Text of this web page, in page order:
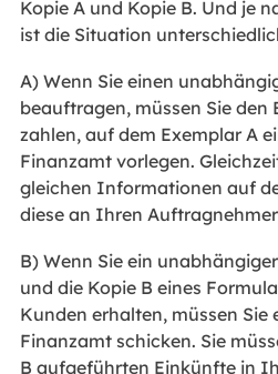
Kopie A und Kopie B. Und je
ist die Situation
A) Wenn Sie einen
beauftragen, müssen Sie den
zahlen, auf dem Exemplar A
Finanzamt vorlegen.
gleichen Informationen auf
diese an Ihren
B) Wenn Sie ein
und die Kopie B eines
Kunden erhalten, müssen Sie
Finanzamt schicken. Sie
B aufgeführten Einkünfte in